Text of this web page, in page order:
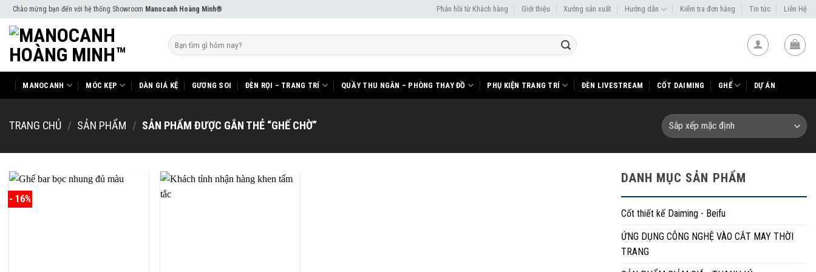
Skip
to
content
Chào mừng bạn đến với hệ thống Showroom Manocanh Hoàng Minh® Phản hồi từ Khách hàng Giới thiệu Xưởng sản xuất Hướng dẫn Kiểm tra đơn hàng Tin tức Liên Hệ
Tìm
kiếm:
MANOCANH MÓC KẸP DÀN GIÁ KỆ GƯƠNG SOI ĐÈN RỌI – TRANG TRÍ QUẦY THU NGÂN – PHÒNG THAY ĐỒ PHỤ KIỆN TRANG TRÍ ĐÈN LIVESTREAM CỐT DAIMING GHẾ DỰ ÁN
TRANG CHỦ / SẢN PHẨM / SẢN PHẨM ĐƯỢC GẮN THẺ “GHẾ CHỜ”
- 16%
DANH MỤC SẢN PHẨM
Cốt thiết kế Daiming - Beifu
ỨNG DỤNG CÔNG NGHỆ VÀO CẮT MAY THỜI
TRANG